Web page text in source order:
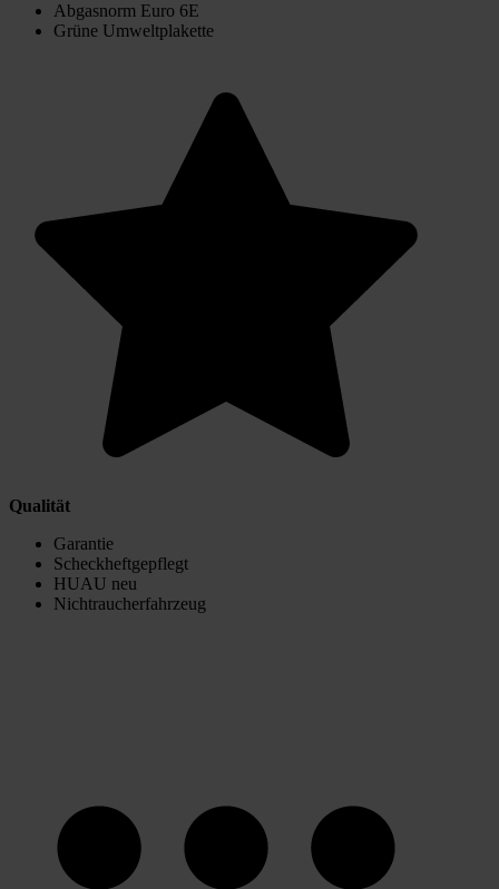
Abgasnorm Euro 6E
Grüne Umweltplakette
Qualität
Garantie
Scheckheftgepflegt
HUAU neu
Nichtraucherfahrzeug